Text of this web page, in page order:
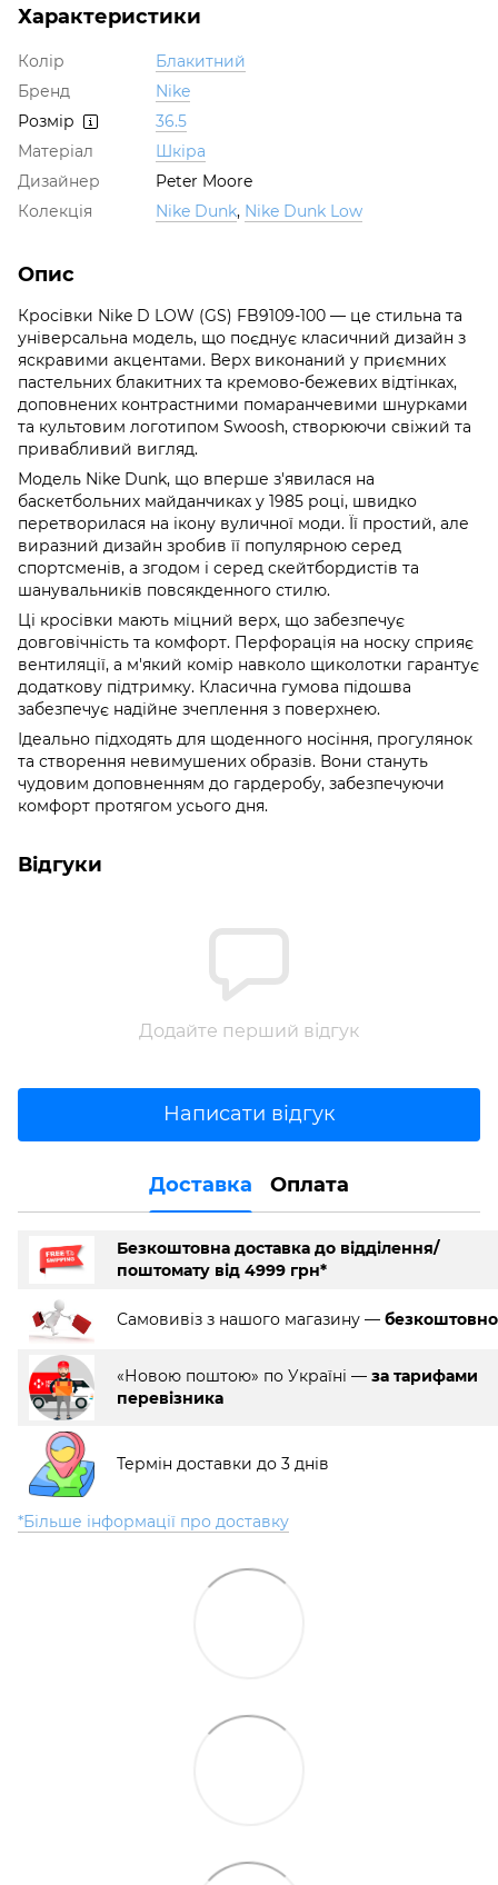
Характеристики
Колір
Блакитний
Бренд
Nike
Розмір
36.5
Матеріал
Шкіра
Дизайнер
Peter Moore
Колекція
Nike Dunk, Nike Dunk Low
Опис
Кросівки Nike D LOW (GS) FB9109-100 — це стильна та
універсальна модель, що поєднує класичний дизайн з
яскравими акцентами. Верх виконаний у приємних
пастельних блакитних та кремово-бежевих відтінках,
доповнених контрастними помаранчевими шнурками
та культовим логотипом Swoosh, створюючи свіжий та
привабливий вигляд.
Модель Nike Dunk, що вперше з'явилася на
баскетбольних майданчиках у 1985 році, швидко
перетворилася на ікону вуличної моди. Її простий, але
виразний дизайн зробив її популярною серед
спортсменів, а згодом і серед скейтбордистів та
шанувальників повсякденного стилю.
Ці кросівки мають міцний верх, що забезпечує
довговічність та комфорт. Перфорація на носку сприяє
вентиляції, а м'який комір навколо щиколотки гарантує
додаткову підтримку. Класична гумова підошва
забезпечує надійне зчеплення з поверхнею.
Ідеально підходять для щоденного носіння, прогулянок
та створення невимушених образів. Вони стануть
чудовим доповненням до гардеробу, забезпечуючи
комфорт протягом усього дня.
Відгуки
Додайте перший відгук
Написати відгук
Доставка Оплата
Безкоштовна доставка до відділення/
поштомату від 4999 грн*
Самовивіз з нашого магазину — безкоштовно
«Новою поштою» по Україні — за тарифами
перевізника
Термін доставки до 3 днів
*Більше інформації про доставку